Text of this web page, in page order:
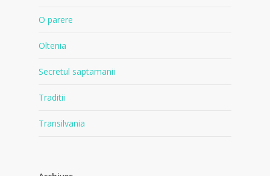
O parere
Oltenia
Secretul saptamanii
Traditii
Transilvania